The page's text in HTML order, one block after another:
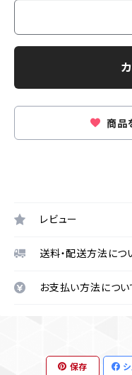
商品
レビュー
送料・配送方法につ
お支払い方法につい
保存